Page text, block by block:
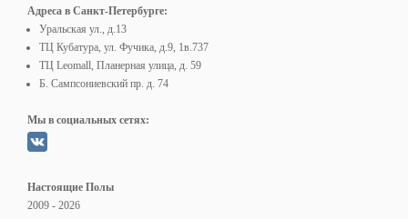
Адреса в Санкт-Петербурге:
Уральская ул., д.13
ТЦ Кубатура, ул. Фучика, д.9, 1в.737
ТЦ Leomall, Планерная улица, д. 59
Б. Сампсониевский пр. д. 74
Мы в социальных сетях:
Настоящие Полы
2009 - 2026